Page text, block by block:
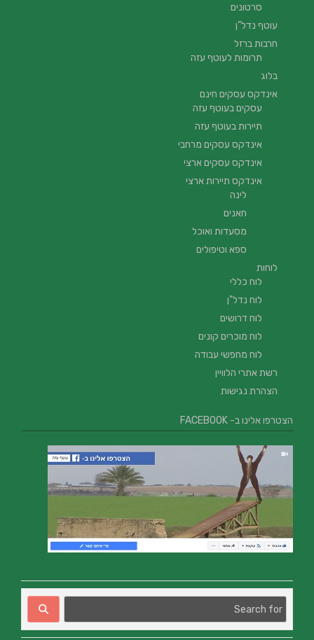
סרטונים
עוטף נדל”ן
חרבות ברזל
תרומות לעוטף עזה
בלוג
אינדקס עסקים חינם
עסקים בעוטף עזה
תיירות בעוטף עזה
אינדקס עסקים מרחבי
אינדקס עסקים ארצי
אינדקס תיירות ארצי
לינה
חאנים
מסעדות ואוכל
ספא וטיפולים
לוחות
לוח כללי
לוח נדל"ן
לוח דרושים
לוח מוכרים קונים
לוח מחפשי עבודה
רשת אתרי הלוויין
הצהרת נגישות
הצטרפו אלינו ב- FACEBOOK